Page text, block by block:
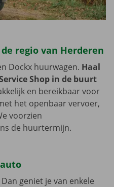
regio van Herderen
Dockx huurwagen. Haal
Shop in de buurt
en bereikbaar voor
het openbaar vervoer,
voorzien
de huurtermijn.
geniet je van enkele